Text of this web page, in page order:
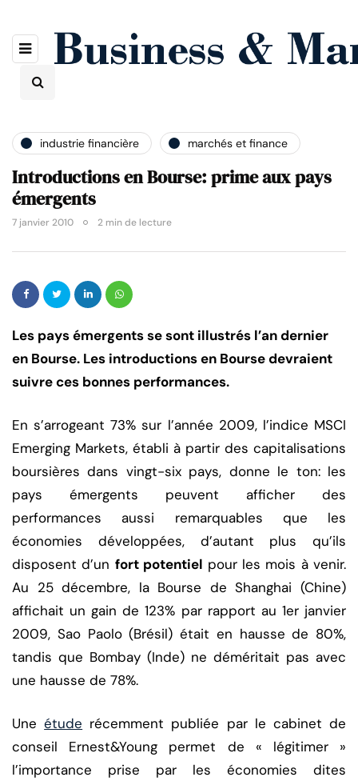
industrie financière marchés et finance
Introductions en Bourse: prime aux pays
émergents
7 janvier 2010 2 min de lecture
Les pays émergents se sont illustrés l’an dernier
en Bourse. Les introductions en Bourse devraient
suivre ces bonnes performances.
En s’arrogeant 73% sur l’année 2009, l’indice MSCI
Emerging Markets, établi à partir des capitalisations
boursières dans vingt-six pays, donne le ton: les
pays émergents peuvent afficher des
performances aussi remarquables que les
économies développées, d’autant plus qu’ils
disposent d’un fort potentiel pour les mois à venir.
Au 25 décembre, la Bourse de Shanghai (Chine)
affichait un gain de 123% par rapport au 1er janvier
2009, Sao Paolo (Brésil) était en hausse de 80%,
tandis que Bombay (Inde) ne déméritait pas avec
une hausse de 78%.
Uneétude récemment publiée par le cabinet de
conseil Ernest&Young permet de « légitimer »
l’importance prise par les économies dites